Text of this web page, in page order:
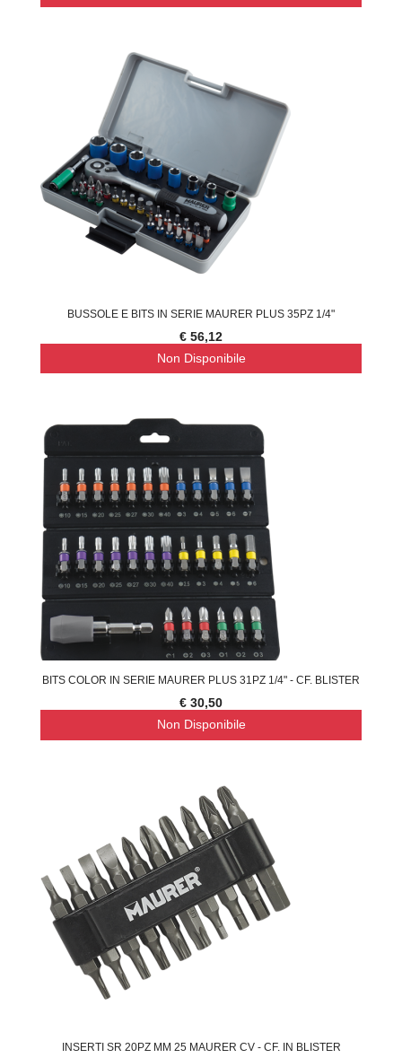
BUSSOLE E BITS IN SERIE MAURER PLUS 35PZ 1/4"
€ 56,12
Non Disponibile
BITS COLOR IN SERIE MAURER PLUS 31PZ 1/4" - CF. BLISTER
€ 30,50
Non Disponibile
INSERTI SR 20PZ MM 25 MAURER CV - CF. IN BLISTER